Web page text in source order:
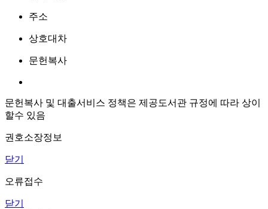
주소
상호대차
문헌복사
문헌복사 및 대출서비스 정책은 제공도서관 규정에 따라 상이
할수 있음
권호소장정보
닫기
오류접수
닫기